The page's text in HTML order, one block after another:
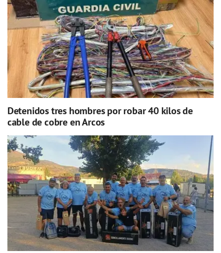
Detenidos tres hombres por robar 40 kilos de
cable de cobre en Arcos